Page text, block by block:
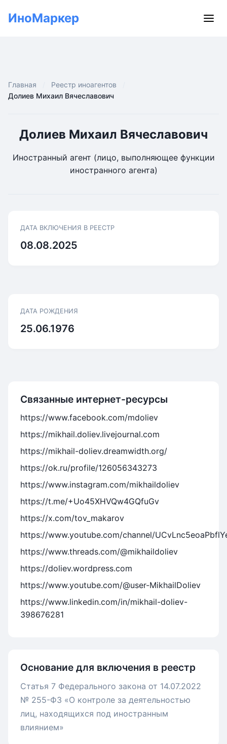
ИноМаркер
Главная
Реестр иноагентов
Долиев Михаил Вячеславович
Долиев Михаил Вячеславович
Иностранный агент (лицо, выполняющее функции
иностранного агента)
ДАТА ВКЛЮЧЕНИЯ В РЕЕСТР
08.08.2025
ДАТА РОЖДЕНИЯ
25.06.1976
Связанные интернет-ресурсы
https://www.facebook.com/mdoliev
https://mikhail.doliev.livejournal.com
https://mikhail-doliev.dreamwidth.org/
https://ok.ru/profile/126056343273
https://www.instagram.com/mikhaildoliev
https://t.me/+Uo45XHVQw4GQfuGv
https://x.com/tov_makarov
https://www.youtube.com/channel/
https://www.threads.com/@mikhaildoliev
https://doliev.wordpress.com
https://www.youtube.com/@user-MikhailDoliev
https://www.linkedin.com/in/mikhail-doliev-
398676281
Основание для включения в реестр
Статья 7 Федерального закона от 14.07.2022
№ 255-ФЗ «О контроле за деятельностью
лиц, находящихся под иностранным
влиянием»